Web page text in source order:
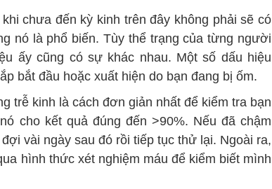
chưa đến kỳ kinh trên đây không phải sẽ có
nó là phổ biến. Tùy thể trạng của từng người
ấy cũng có sự khác nhau. Một số dấu hiệu
bắt đầu hoặc xuất hiện do bạn đang bị ốm.
trễ kinh là cách đơn giản nhất để kiểm tra bạn
cho kết quả đúng đến >90%. Nếu đã chậm
vài ngày sau đó rồi tiếp tục thử lại. Ngoài ra,
hình thức xét nghiệm máu để kiểm biết mình